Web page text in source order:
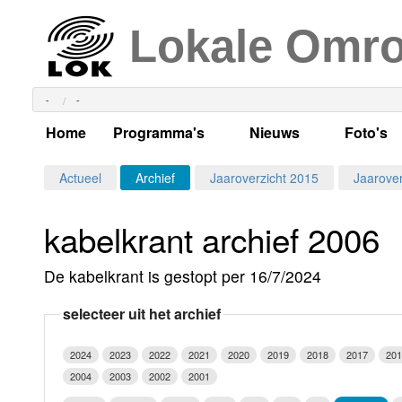
Lokale
- -
Home Programma's
Alle dagen
Per dag
Maandag
Luister LOK Live
Nieuws
Actueel Lokaal
Kabelkrant
Foto's
Actueel Archief Jaaroverzicht 2015
kabelkrant archief 2006
De kabelkrant is gestopt per 16/7/2024
selecteer uit het archief
2024 2023 2022 2021 2020 2019 2018 2017
2004
2003 2002
2001